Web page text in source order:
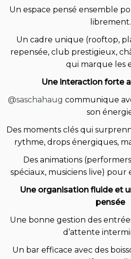
Un espace pensé ensemble
librement.
Un cadre unique (rooftop,
repensée, club prestigieux,
qui marque les
Une interaction forte
@saschahaug communique
son
Des moments clés qui
rythme, drops énergiques,
Des animations
spéciaux, musiciens live) pour
Une organisation fluide et
pensée
Une bonne gestion des
d’attente
Un bar efficace avec des